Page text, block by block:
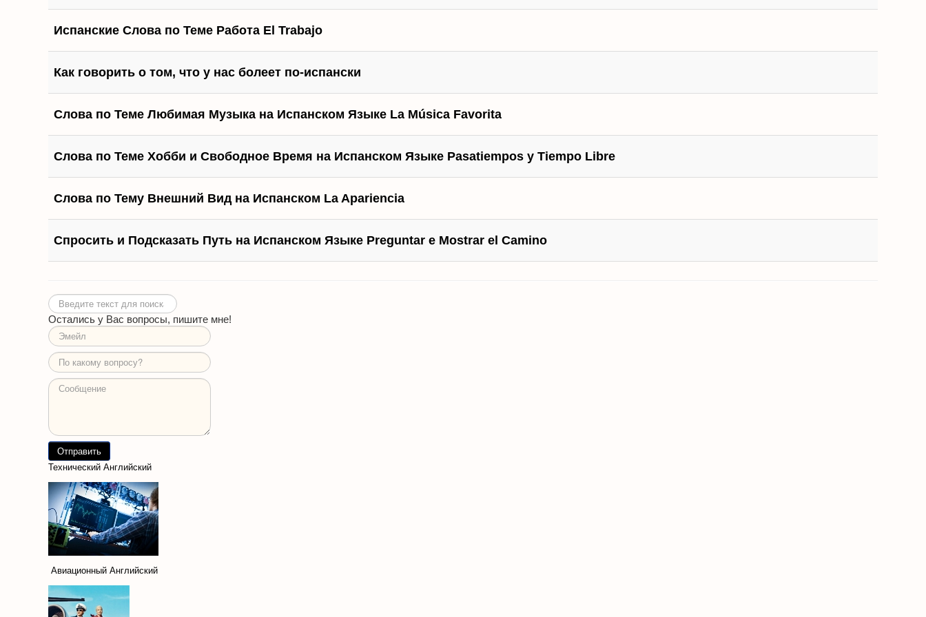
Испанские Слова по Теме Работа El Trabajo
Как говорить о том, что у нас болеет по-испански
Слова по Теме Любимая Музыка на Испанском Языке La Música Favorita
Слова по Теме Хобби и Свободное Время на Испанском Языке Pasatiempos y Tiempo Libre
Слова по Тему Внешний Вид на Испанском La Apariencia
Спросить и Подсказать Путь на Испанском Языке Preguntar e Mostrar el Camino
Искать...
Остались у Вас вопросы, пишите мне!
Технический Английский
Авиационный Английский